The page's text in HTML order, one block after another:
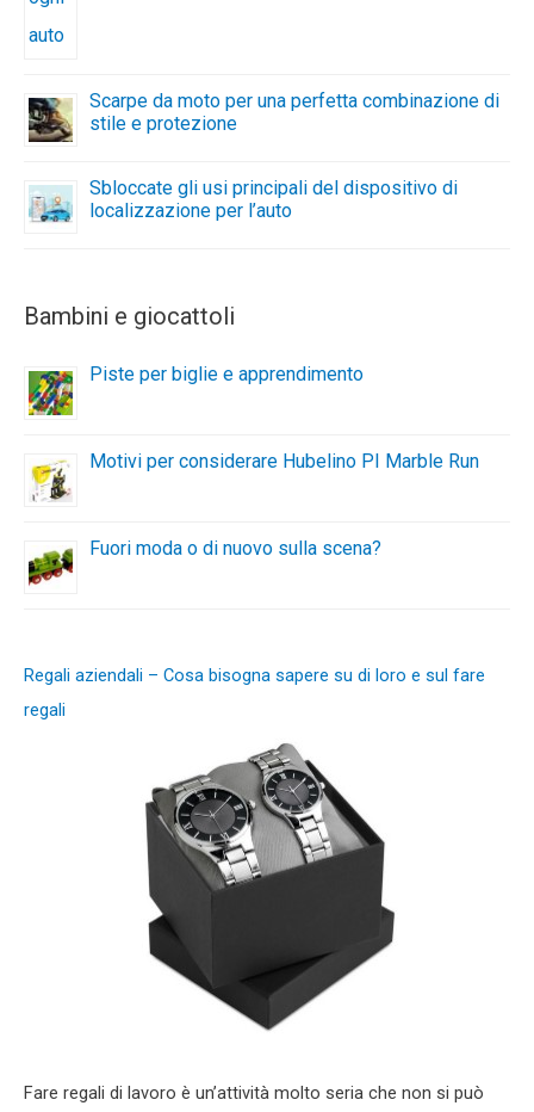
Scarpe da moto per una perfetta combinazione di
stile e protezione
Sbloccate gli usi principali del dispositivo di
localizzazione per l’auto
Bambini e giocattoli
Piste per biglie e apprendimento
Motivi per considerare Hubelino PI Marble Run
Fuori moda o di nuovo sulla scena?
Regali aziendali – Cosa bisogna sapere su di loro e sul fare
regali
Fare regali di lavoro è un’attività molto seria che non si può